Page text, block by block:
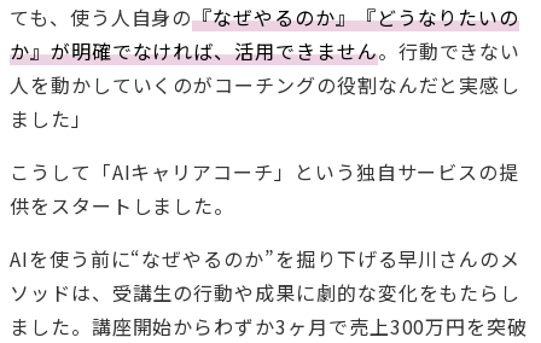
ても、使う人自身の『なぜやるのか』『どうなりたいの
か』が明確でなければ、活用できません。行動できない
人を動かしていくのがコーチングの役割なんだと実感し
ました」
こうして「AIキャリアコーチ」という独自サービスの提
供をスタートしました。
AIを使う前に“なぜやるのか”を掘り下げる早川さんのメ
ソッドは、受講生の行動や成果に劇的な変化をもたらし
ました。講座開始からわずか3ヶ月で売上300万円を突破